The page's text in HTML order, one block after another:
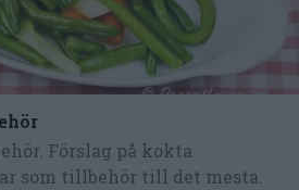
Förslag på kokta
som tillbehör till det mesta.